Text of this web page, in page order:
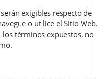
exigibles respecto de
o utilice el Sitio Web.
los términos expuestos, no